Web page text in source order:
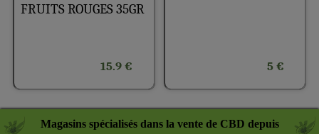
FRUITS ROUGES 35GR
15.9 € 5 €
Magasins spécialisés dans la vente de CBD depuis